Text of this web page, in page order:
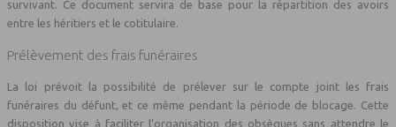
survivant. Ce document servira de base pour la répartition des avoirs
entre les héritiers et le cotitulaire.
Prélèvement des frais funéraires
La loi prévoit la possibilité de prélever sur le compte joint les frais
funéraires du défunt, et ce même pendant la période de blocage. Cette
disposition vise à faciliter l’organisation des obsèques sans attendre le